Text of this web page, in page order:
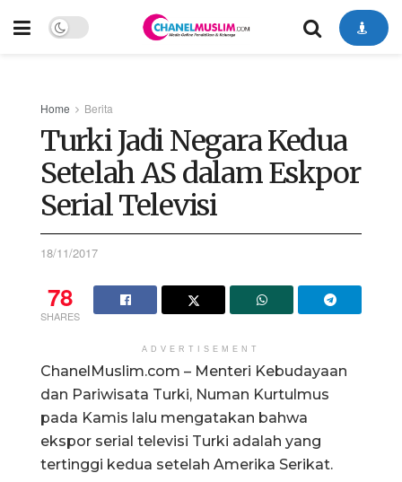
Home Berita
Turki Jadi Negara Kedua
Setelah AS dalam Eskpor
Serial Televisi
18/11/2017
78
SHARES
ADVERTISEMENT
ChanelMuslim.com – Menteri Kebudayaan
dan Pariwisata Turki, Numan Kurtulmus
pada Kamis lalu mengatakan bahwa
ekspor serial televisi Turki adalah yang
tertinggi kedua setelah Amerika Serikat.